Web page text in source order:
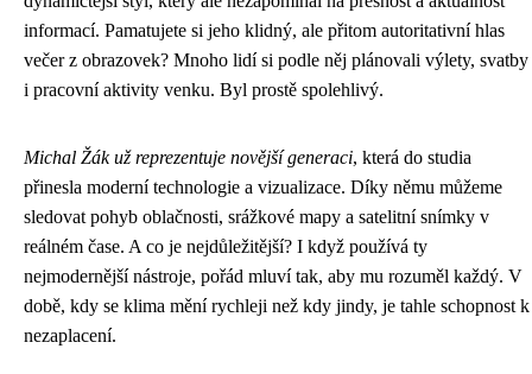
informací. Pamatujete si jeho klidný, ale přitom autoritativní hlas
večer z obrazovek? Mnoho lidí si podle něj plánovali výlety, svatby
i pracovní aktivity venku. Byl prostě spolehlivý.
Michal Žák už reprezentuje novější generaci, která do studia
přinesla moderní technologie a vizualizace. Díky němu můžeme
sledovat pohyb oblačnosti, srážkové mapy a satelitní snímky v
reálném čase. A co je nejdůležitější? I když používá ty
nejmodernější nástroje, pořád mluví tak, aby mu rozuměl každý. V
době, kdy se klima mění rychleji než kdy jindy, je tahle schopnost k
nezaplacení.